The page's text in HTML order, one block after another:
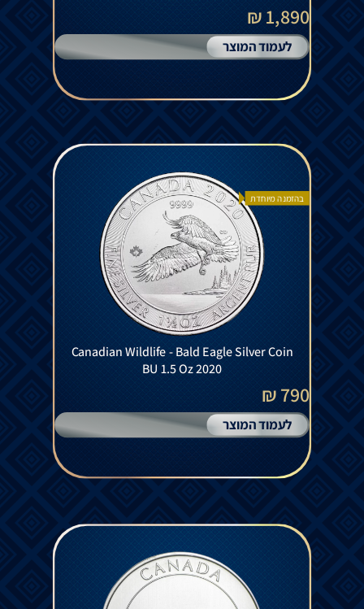
1,890 ₪
לעמוד המוצר
בהזמנה מיוחדת
Canadian Wildlife - Bald Eagle Silver Coin
BU 1.5 Oz 2020
790 ₪
לעמוד המוצר